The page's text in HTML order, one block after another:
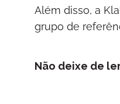
Além disso, a
grupo de
Não deixe de